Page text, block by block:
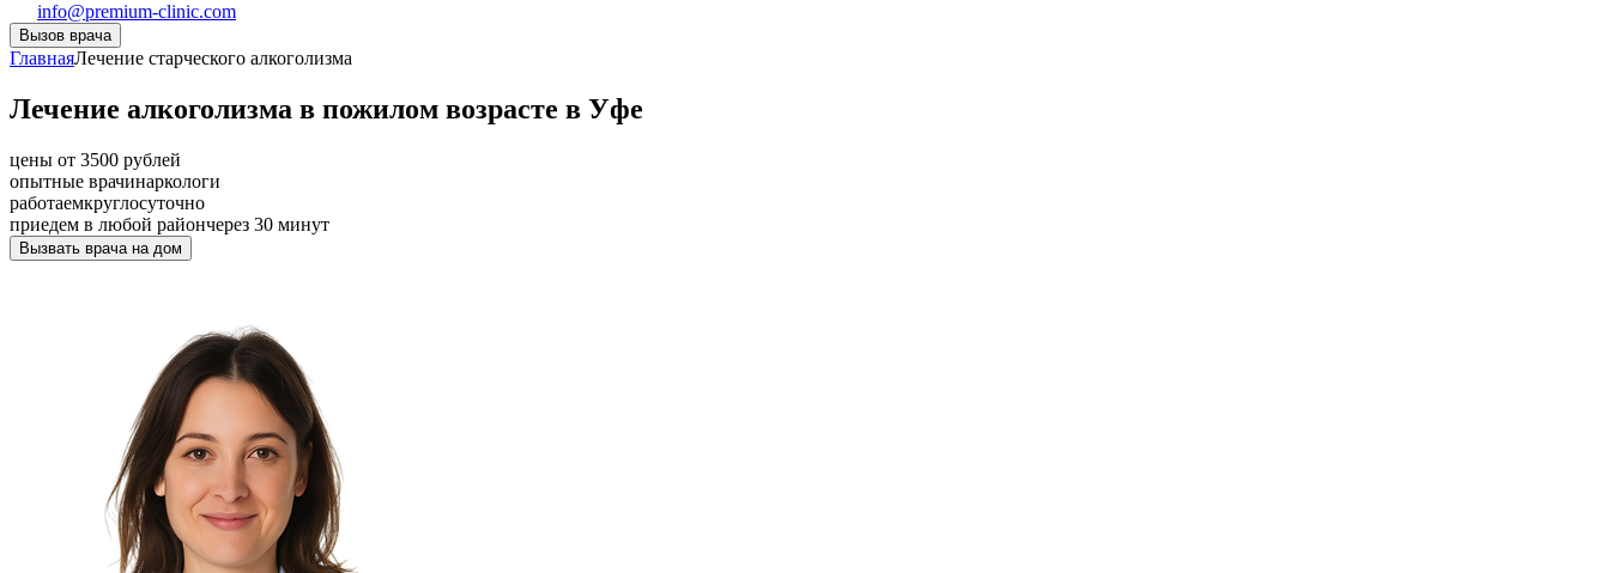
info@premium-clinic.com
Вызов врача
ГлавнаяЛечение старческого алкоголизма
Лечение алкоголизма в пожилом возрасте в Уфе
цены от 3500 рублей
опытные врачинаркологи
работаемкруглосуточно
приедем в любой райончерез 30 минут
Вызвать врача на дом